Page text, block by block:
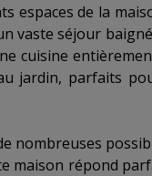
espaces de la
vaste séjour
cuisine
jardin, parfaits
nombreuses
maison répond